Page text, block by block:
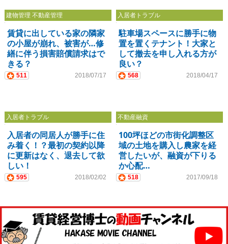
建物管理 不動産管理
賃貸に出している家の隣家
の小屋が崩れ、被害が…修
繕に伴う損害賠償請求はで
きる？
511 2018/07/17
入居者トラブル
駐車場スペースに勝手に物
置を置くテナント！大家と
して撤去を申し入れる方が
良い？
568 2018/04/17
入居者トラブル
入居者の同居人が勝手に住
み着く！？最初の契約以降
に更新はなく、退去して欲
しい！
595 2018/02/02
不動産融資
100坪ほどの市街化調整区
域の土地を購入し農家を経
営したいが、融資が下りる
か心配…
518 2017/09/18